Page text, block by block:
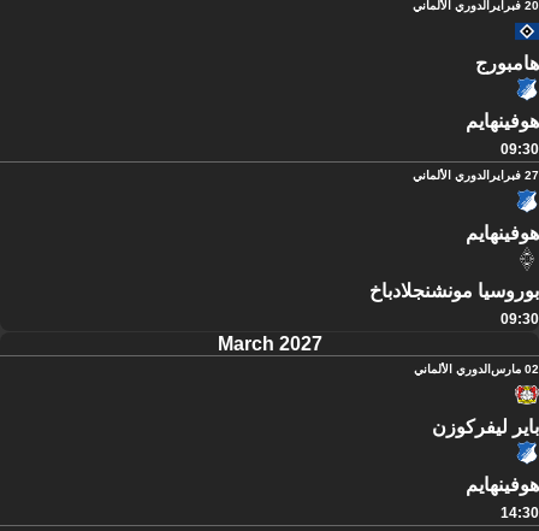
20 فبراير الدوري الألماني
هامبورج
هوفينهايم
09:30
27 فبراير الدوري الألماني
هوفينهايم
بوروسيا مونشنجلادباخ
09:30
March 2027
02 مارس الدوري الألماني
باير ليفركوزن
هوفينهايم
14:30